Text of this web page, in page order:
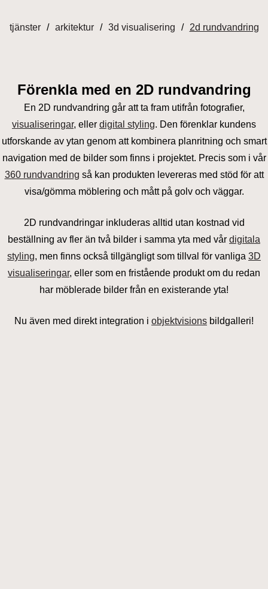
tjänster arkitektur 3d visualisering 2d rundvandring
Förenkla med en 2D rundvandring
En 2D rundvandring går att ta fram utifrån fotografier,
visualiseringar, eller digital styling. Den förenklar kundens
utforskande av ytan genom att kombinera planritning och smart
navigation med de bilder som finns i projektet. Precis som i vår
360 rundvandring så kan produkten levereras med stöd för att
visa/gömma möblering och mått på golv och väggar.
2D rundvandringar inkluderas alltid utan kostnad vid
beställning av fler än två bilder i samma yta med vår digitala
styling, men finns också tillgängligt som tillval för vanliga 3D
visualiseringar, eller som en fristående produkt om du redan
har möblerade bilder från en existerande yta!
Nu även med direkt integration i objektvisions bildgalleri!